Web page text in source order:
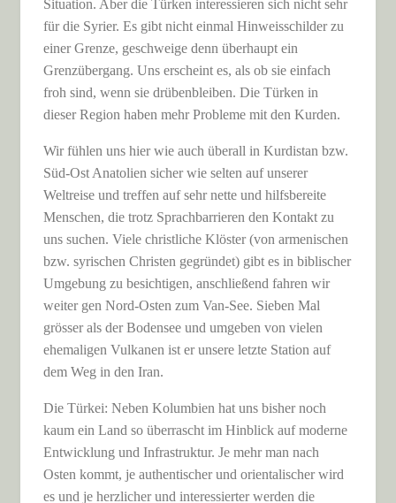
Situation. Aber die Türken interessieren sich nicht sehr
für die Syrier. Es gibt nicht einmal Hinweisschilder zu
einer Grenze, geschweige denn überhaupt ein
Grenzübergang. Uns erscheint es, als ob sie einfach
froh sind, wenn sie drübenbleiben. Die Türken in
dieser Region haben mehr Probleme mit den Kurden.
Wir fühlen uns hier wie auch überall in Kurdistan bzw.
Süd-Ost Anatolien sicher wie selten auf unserer
Weltreise und treffen auf sehr nette und hilfsbereite
Menschen, die trotz Sprachbarrieren den Kontakt zu
uns suchen. Viele christliche Klöster (von armenischen
bzw. syrischen Christen gegründet) gibt es in biblischer
Umgebung zu besichtigen, anschließend fahren wir
weiter gen Nord-Osten zum Van-See. Sieben Mal
grösser als der Bodensee und umgeben von vielen
ehemaligen Vulkanen ist er unsere letzte Station auf
dem Weg in den Iran.
Die Türkei: Neben Kolumbien hat uns bisher noch
kaum ein Land so überrascht im Hinblick auf moderne
Entwicklung und Infrastruktur. Je mehr man nach
Osten kommt, je authentischer und orientalischer wird
es und je herzlicher und interessierter werden die